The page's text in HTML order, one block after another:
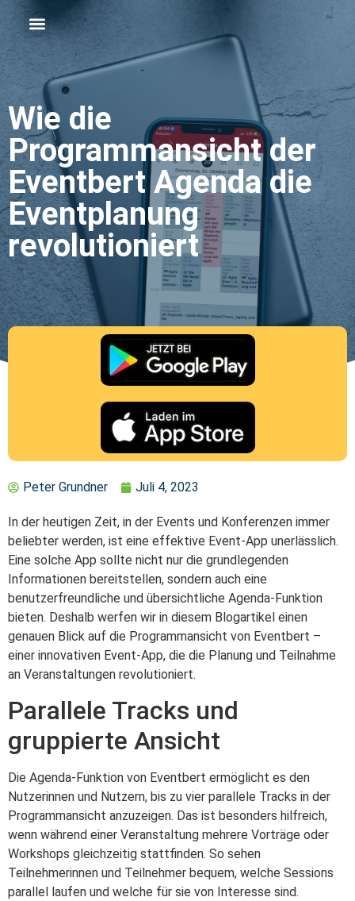
Wie die
Programmansicht der
Eventbert Agenda die
Eventplanung
revolutioniert
Peter Grundner Juli 4, 2023
In der heutigen Zeit, in der Events und Konferenzen immer
beliebter werden, ist eine effektive Event-App unerlässlich.
Eine solche App sollte nicht nur die grundlegenden
Informationen bereitstellen, sondern auch eine
benutzerfreundliche und übersichtliche Agenda-Funktion
bieten. Deshalb werfen wir in diesem Blogartikel einen
genauen Blick auf die Programmansicht von Eventbert –
einer innovativen Event-App, die die Planung und Teilnahme
an Veranstaltungen revolutioniert.
Parallele Tracks und
gruppierte Ansicht
Die Agenda-Funktion von Eventbert ermöglicht es den
Nutzerinnen und Nutzern, bis zu vier parallele Tracks in der
Programmansicht anzuzeigen. Das ist besonders hilfreich,
wenn während einer Veranstaltung mehrere Vorträge oder
Workshops gleichzeitig stattfinden. So sehen
Teilnehmerinnen und Teilnehmer bequem, welche Sessions
parallel laufen und welche für sie von Interesse sind.